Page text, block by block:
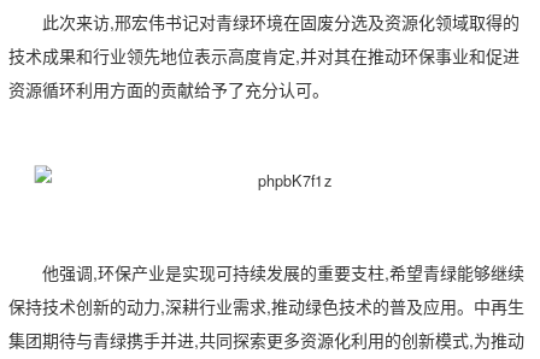
此次来访,邢宏伟书记对青绿环境在固废分选及资源化领域取得的
技术成果和行业领先地位表示高度肯定,并对其在推动环保事业和促进
资源循环利用方面的贡献给予了充分认可。
他强调,环保产业是实现可持续发展的重要支柱,希望青绿能够继续
保持技术创新的动力,深耕行业需求,推动绿色技术的普及应用。中再生
集团期待与青绿携手并进,共同探索更多资源化利用的创新模式,为推动